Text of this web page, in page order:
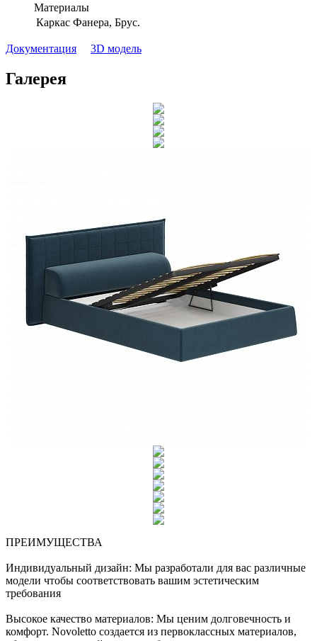
Материалы
Каркас Фанера, Брус.
Документация 3D модель
Галерея
ПРЕИМУЩЕСТВА
Индивидуальный дизайн: Мы разработали для вас различные
модели чтобы соответствовать вашим эстетическим
требования
Высокое качество материалов: Мы ценим долговечность и
комфорт. Novoletto создается из первоклассных материалов,